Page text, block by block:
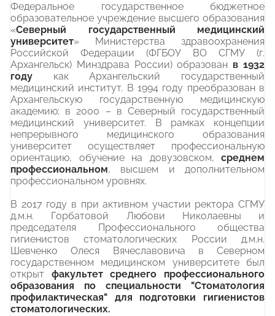
Федеральное государственное бюджетное
образовательное учреждение высшего образования
«Северный государственный медицинский
университет» Министерства здравоохранения
Российской Федерации (ФГБОУ ВО СГМУ (г.
Архангельск) Минздрава России) образован в 1932
году как Архангельский государственный
медицинский институт. В 1994 году преобразован в
Архангельскую государственную медицинскую
академию; в 2000 – в Северный государственный
медицинский университет. В рамках концепции
непрерывного медицинского образования
университет осуществляет профессиональную
ориентацию, обучение на довузовском, среднем
профессиональном, высшем и дополнительном
профессиональном уровнях.
В 2017 году в при активном участии ректора СГМУ
д.м.н. Горбатовой Любови Николаевны и
председателя Профессионального общества
гигиенистов стоматологических России д.м.н.
Шевченко Олеся Вячеславовича в Северном
государственном медицинском университете был
открыт факультет среднего профессионального
образования по специальности "Стоматология
профилактическая" для подготовки гигиенистов
стоматологических.